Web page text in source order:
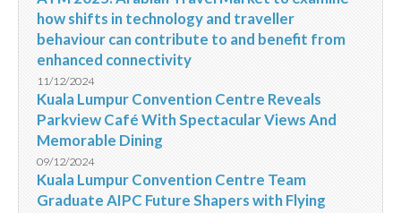
how shifts in technology and traveller
behaviour can contribute to and benefit from
enhanced connectivity
11/12/2024
Kuala Lumpur Convention Centre Reveals
Parkview Café With Spectacular Views And
Memorable Dining
09/12/2024
Kuala Lumpur Convention Centre Team
Graduate AIPC Future Shapers with Flying